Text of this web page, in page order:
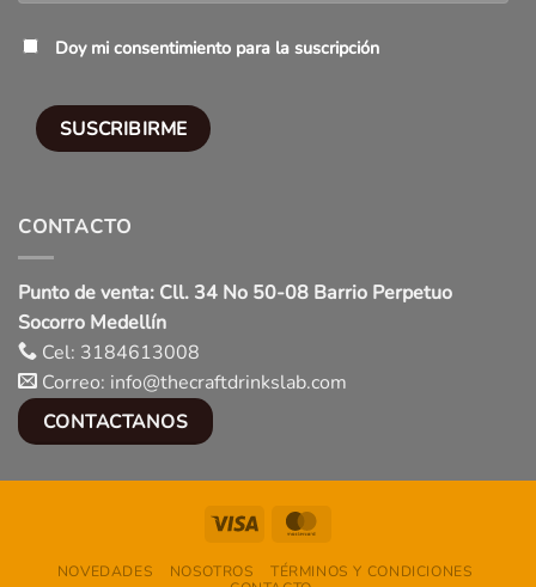
Doy mi consentimiento para la suscripción
CONTACTO
Punto de venta: Cll. 34 No 50-08 Barrio Perpetuo
Socorro Medellín
Cel: 3184613008
Correo: info@thecraftdrinkslab.com
CONTACTANOS
Visa
NOVEDADES NOSOTROS
TÉRMINOS Y CONDICIONES